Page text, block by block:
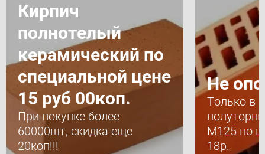
Кирпич
полнотелый
керамический по
специальной цене
15 руб 00коп.
При покупке более
60000шт, скидка еще
20коп!!!
Не
Только в
М125 по
18р.